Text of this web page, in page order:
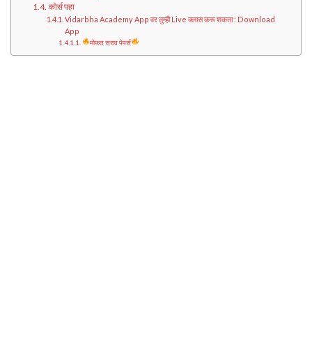
कोर्स पहा
Vidarbha Academy App वर तुम्ही Live क्लास करू शकता : Download
App
मोफत सराव पेपर्स